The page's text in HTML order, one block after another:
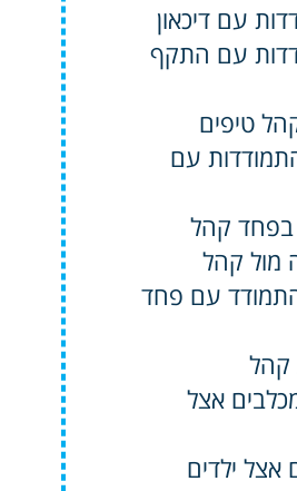
עם דיכאון
עם התקף
טיפים
עם
בפחד קהל
מול קהל
עם פחד
קהל
אצל
אצל ילדים